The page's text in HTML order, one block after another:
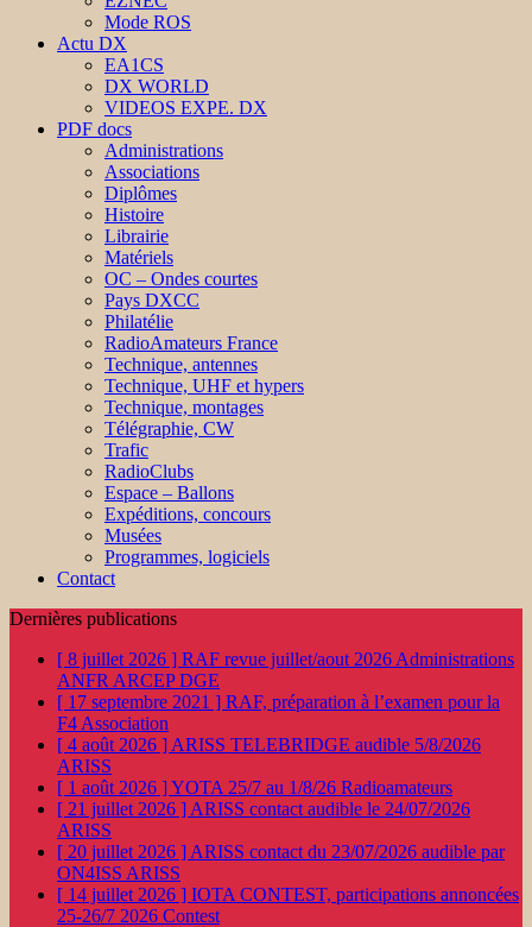
Mode ROS
Actu DX
EA1CS
DX WORLD
VIDEOS EXPE. DX
PDF docs
Administrations
Associations
Diplômes
Histoire
Librairie
Matériels
OC – Ondes courtes
Pays DXCC
Philatélie
RadioAmateurs France
Technique, antennes
Technique, UHF et hypers
Technique, montages
Télégraphie, CW
Trafic
RadioClubs
Espace – Ballons
Expéditions, concours
Musées
Programmes, logiciels
Contact
Dernières publications
[ 8 juillet 2026 ] RAF revue juillet/aout 2026 Administrations
ANFR ARCEP DGE
[ 17 septembre 2021 ] RAF, préparation à l’examen pour la
F4 Association
[ 4 août 2026 ] ARISS TELEBRIDGE audible 5/8/2026
ARISS
[ 1 août 2026 ]YOTA 25/7 au 1/8/26 Radioamateurs
[ 21 juillet 2026 ] ARISS contact audible le 24/07/2026
ARISS
[ 20 juillet 2026 ] ARISS contact du 23/07/2026 audible par
ON4ISS ARISS
[ 14 juillet 2026 ] IOTA CONTEST, participations annoncées
25-26/7 2026 Contest